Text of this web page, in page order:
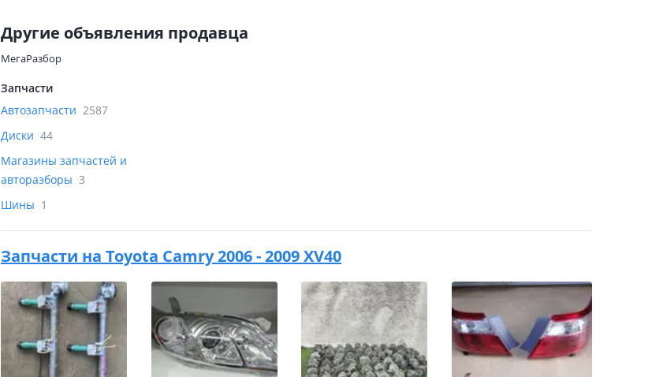
Другие объявления продавца
МегаРазбор
Запчасти
Автозапчасти 2587
Диски 44
Магазины запчастей и
авторазборы 3
Шины 1
Запчасти на Toyota Camry 2006 - 2009 XV40